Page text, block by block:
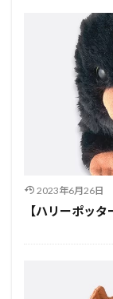
2023年6月26日
【ハリーポッ